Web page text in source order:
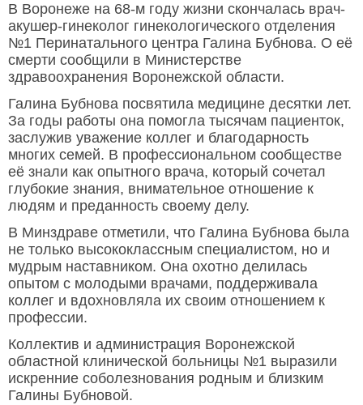
В Воронеже на 68-м году жизни скончалась врач-
акушер-гинеколог гинекологического отделения
№1 Перинатального центра Галина Бубнова. О её
смерти сообщили в Министерстве
здравоохранения Воронежской области.
Галина Бубнова посвятила медицине десятки лет.
За годы работы она помогла тысячам пациенток,
заслужив уважение коллег и благодарность
многих семей. В профессиональном сообществе
её знали как опытного врача, который сочетал
глубокие знания, внимательное отношение к
людям и преданность своему делу.
В Минздраве отметили, что Галина Бубнова была
не только высококлассным специалистом, но и
мудрым наставником. Она охотно делилась
опытом с молодыми врачами, поддерживала
коллег и вдохновляла их своим отношением к
профессии.
Коллектив и администрация Воронежской
областной клинической больницы №1 выразили
искренние соболезнования родным и близким
Галины Бубновой.